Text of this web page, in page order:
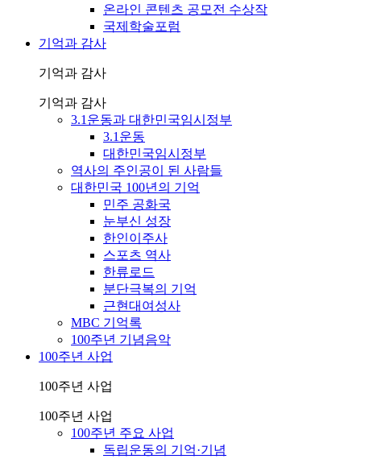
온라인 콘텐츠 공모전 수상작
국제학술포럼
기억과 감사
기억과 감사
기억과 감사
3.1운동과 대한민국임시정부
3.1운동
대한민국임시정부
역사의 주인공이 된 사람들
대한민국 100년의 기억
민주 공화국
눈부신 성장
한인이주사
스포츠 역사
한류로드
분단극복의 기억
근현대여성사
MBC 기억록
100주년 기념음악
100주년 사업
100주년 사업
100주년 사업
100주년 주요 사업
독립운동의 기억·기념